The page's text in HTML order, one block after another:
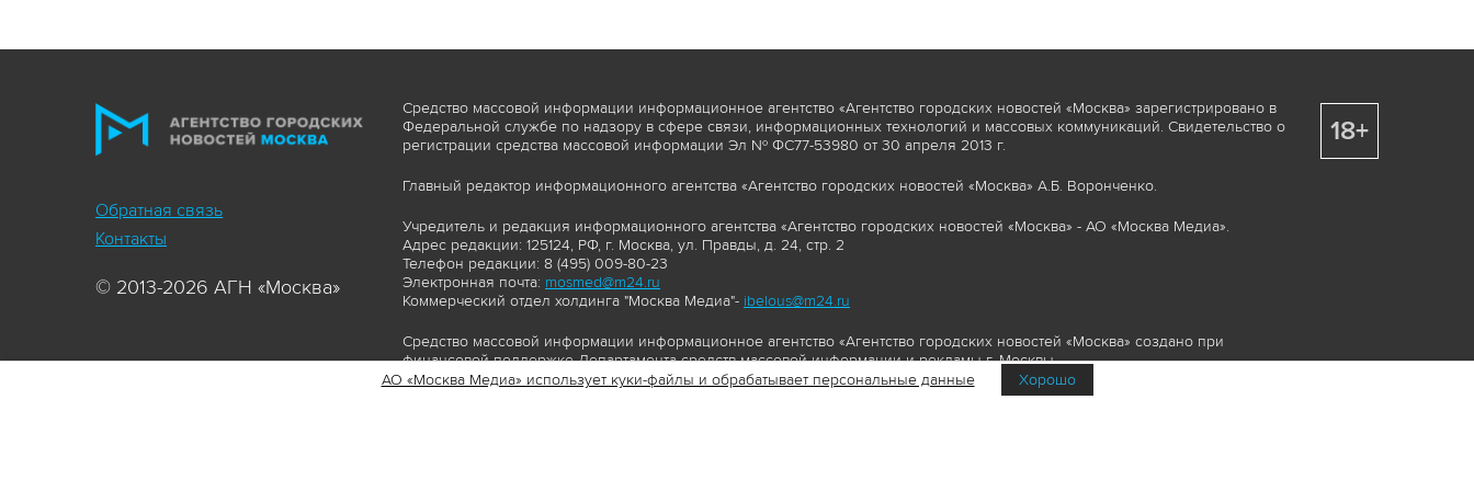
Обратная связь
Контакты
© 2013-2026 АГН «Москва»
Средство массовой информации информационное агентство «Агентство городских новостей «Москва» зарегистрировано в
Федеральной службе по надзору в сфере связи, информационных технологий и массовых коммуникаций. Свидетельство о
регистрации средства массовой информации Эл № ФС77-53980 от 30 апреля 2013 г.
Главный редактор информационного агентства «Агентство городских новостей «Москва» А.Б. Воронченко.
Учредитель и редакция информационного агентства «Агентство городских новостей «Москва» - АО «Москва Медиа».
Адрес редакции: 125124, РФ, г. Москва, ул. Правды, д. 24, стр. 2
Телефон редакции: 8 (495) 009-80-23
Электронная почта: mosmed@m24.ru
Коммерческий отдел холдинга "Москва Медиа"- ibelous@m24.ru
Средство массовой информации информационное агентство «Агентство городских новостей «Москва» создано при
финансовой поддержке Департамента средств массовой информации и рекламы г. Москвы.
Сайт https://www.mskagency.ru содержит материалы, товарные знаки и иные охраняемые элементы, включая, но, не
18+
АО «Москва Медиа» использует куки-файлы и обрабатывает персональные данные Хорошо